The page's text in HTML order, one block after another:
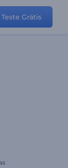
Teste Grátis